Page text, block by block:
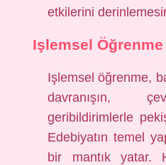
etkilerini
Işlemsel Öğrenme
Işlemsel öğrenme,
davranışın,
geribildirimlerle
Edebiyatın temel
bir mantık yatar.